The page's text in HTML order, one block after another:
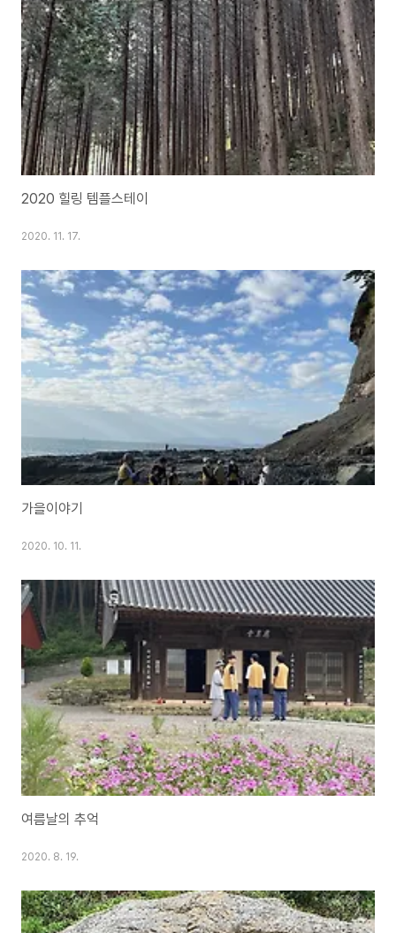
2020 힐링 템플스테이
2020. 11. 17.
가을이야기
2020. 10. 11.
여름날의 추억
2020. 8. 19.